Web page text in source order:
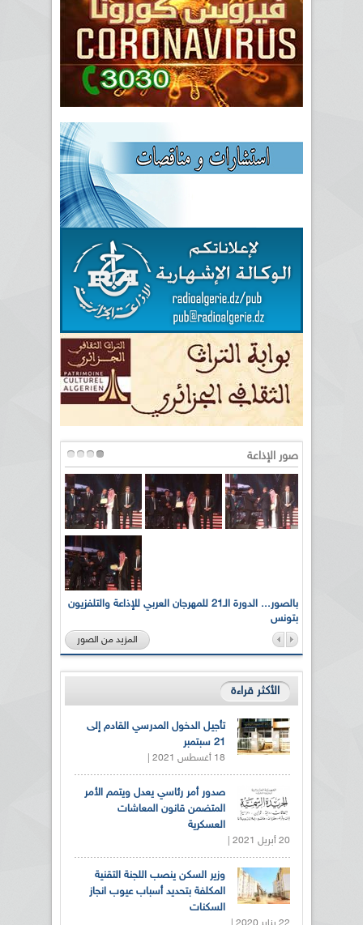
صور الإذاعة
بالصور... الدورة الـ21 للمهرجان العربي للإذاعة والتلفزيون
بتونس
المزيد من الصور
الأكثر قراءة
تأجيل الدخول المدرسي القادم إلى
21 سبتمبر
18 أغسطس 2021 |
صدور أمر رئاسي يعدل ويتمم الأمر
المتضمن قانون المعاشات
العسكرية
20 أبريل 2021 |
وزير السكن ينصب اللجنة التقنية
المكلفة بتحديد أسباب عيوب انجاز
السكنات